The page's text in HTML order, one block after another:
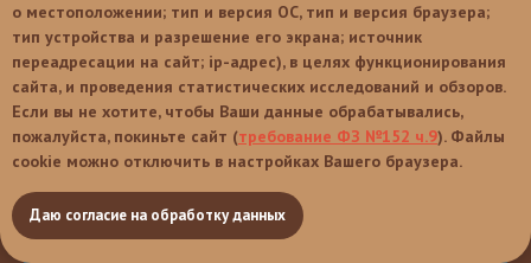
mfc-volokolamskmr@mosreg.ru
© Мои Документы 2015-2026 гг.
Политика в отношении обработки персональных данных
о местоположении; тип и версия ОС, тип и версия браузера;
тип устройства и разрешение его экрана; источник
переадресации на сайт; ip-адрес), в целях функционирования
сайта, и проведения статистических исследований и обзоров.
Если вы не хотите, чтобы Ваши данные обрабатывались,
пожалуйста, покиньте сайт (требование ФЗ №152 ч.9). Файлы
cookie можно отключить в настройках Вашего браузера.
Даю согласие на обработку данных